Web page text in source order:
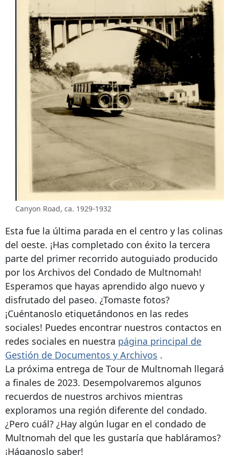
Canyon Road, ca. 1929-1932
Esta fue la última parada en el centro y las colinas
del oeste. ¡Has completado con éxito la tercera
parte del primer recorrido autoguiado producido
por los Archivos del Condado de Multnomah!
Esperamos que hayas aprendido algo nuevo y
disfrutado del paseo. ¿Tomaste fotos?
¡Cuéntanoslo etiquetándonos en las redes
sociales! Puedes encontrar nuestros contactos en
redes sociales en nuestra página principal de
Gestión de Documentos y Archivos .
La próxima entrega de Tour de Multnomah llegará
a finales de 2023. Desempolvaremos algunos
recuerdos de nuestros archivos mientras
exploramos una región diferente del condado.
¿Pero cuál? ¿Hay algún lugar en el condado de
Multnomah del que les gustaría que habláramos?
¡Háganoslo saber!